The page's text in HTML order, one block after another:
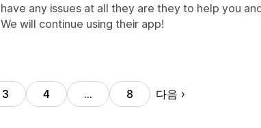
have any issues at all they are they to help you
We will continue using their app!
3 4 … 8 다음